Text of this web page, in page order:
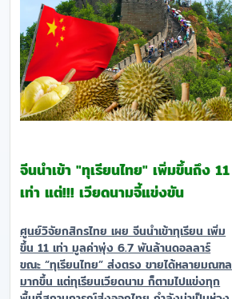
จีนนำเข้า "ทุเรียนไทย" เพิ่มขึ้นถึง 11
เท่า แต่!!! เวียดนามจี้แข่งขัน
ศูนย์วิจัยกสิกรไทย เผย จีนนำเข้าทุเรียน เพิ่ม
ขึ้น 11 เท่า มูลค่าพุ่ง 6.7 พันล้านดอลลาร์
ขณะ “ทุเรียนไทย” ส่งตรง ขายได้หลายมณฑล
มากขึ้น แต่ทุเรียนเวียดนาม ก็ตามไปแข่งทุก